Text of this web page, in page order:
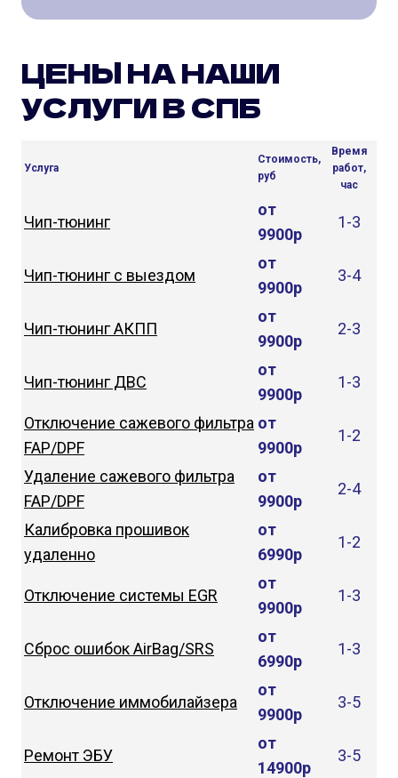
ЦЕНЫ НА НАШИ
УСЛУГИ В СПБ
Услуга
Стоимость,
руб
Время
работ,
час
Чип-тюнинг
от
9900р
1-3
Чип-тюнинг с выездом
от
9900р
3-4
Чип-тюнинг АКПП
от
9900р
2-3
Чип-тюнинг ДВС
от
9900р
1-3
Отключение сажевого фильтра
FAP/DPF
от
9900р
1-2
Удаление сажевого фильтра
FAP/DPF
от
9900р
2-4
Калибровка прошивок
удаленно
от
6990р
1-2
Отключение системы EGR
от
9900р
1-3
Сброс ошибок AirBag/SRS
от
6990р
1-3
Отключение иммобилайзера
от
9900р
3-5
Ремонт ЭБУ
от
14900р
3-5